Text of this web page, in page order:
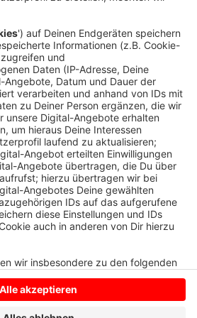
ein weiteres mit auf Tour.
können darauf Werbung
nämlich schon seit Jahren
seinen öffentlichen Autos für